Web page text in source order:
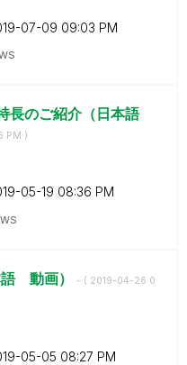
07-09 09:03 PM
長のご紹介（日本語
PM )
05-19 08:36 PM
動画） - ( ‎2019-04-26 0
05-05 08:27 PM